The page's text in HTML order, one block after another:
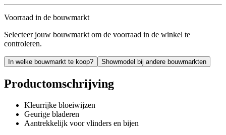
Voorraad in de bouwmarkt
Selecteer jouw bouwmarkt om de voorraad in de winkel te
controleren.
In welke bouwmarkt te koop? Showmodel bij andere bouwmarkten
Productomschrijving
Kleurrijke bloeiwijzen
Geurige bladeren
Aantrekkelijk voor vlinders en bijen